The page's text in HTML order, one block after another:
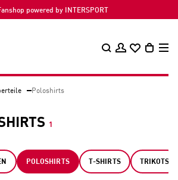
powered by INTERSPORT
Poloshirts
1
POLOSHIRTS T-SHIRTS TRIKOTS